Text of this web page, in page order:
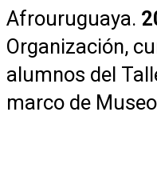
Afrouruguaya.
Organización,
alumnos del
marco de